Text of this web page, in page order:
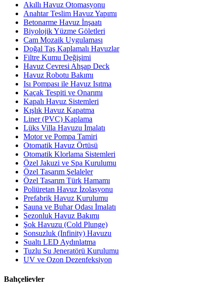
Akıllı Havuz Otomasyonu
Anahtar Teslim Havuz Yapımı
Betonarme Havuz İnşaatı
Biyolojik Yüzme Göletleri
Cam Mozaik Uygulaması
Doğal Taş Kaplamalı Havuzlar
Filtre Kumu Değişimi
Havuz Çevresi Ahşap Deck
Havuz Robotu Bakımı
Isı Pompası ile Havuz Isıtma
Kaçak Tespiti ve Onarımı
Kapalı Havuz Sistemleri
Kışlık Havuz Kapatma
Liner (PVC) Kaplama
Lüks Villa Havuzu İmalatı
Motor ve Pompa Tamiri
Otomatik Havuz Örtüsü
Otomatik Klorlama Sistemleri
Özel Jakuzi ve Spa Kurulumu
Özel Tasarım Şelaleler
Özel Tasarım Türk Hamamı
Poliüretan Havuz İzolasyonu
Prefabrik Havuz Kurulumu
Sauna ve Buhar Odası İmalatı
Sezonluk Havuz Bakımı
Şok Havuzu (Cold Plunge)
Sonsuzluk (Infinity) Havuzu
Sualtı LED Aydınlatma
Tuzlu Su Jeneratörü Kurulumu
UV ve Ozon Dezenfeksiyon
Bahçelievler